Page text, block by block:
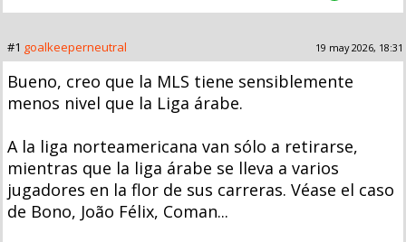
#1 goalkeeperneutral 19 may 2026, 18:31
Bueno, creo que la MLS tiene sensiblemente
menos nivel que la Liga árabe.
A la liga norteamericana van sólo a retirarse,
mientras que la liga árabe se lleva a varios
jugadores en la flor de sus carreras. Véase el caso
de Bono, João Félix, Coman...